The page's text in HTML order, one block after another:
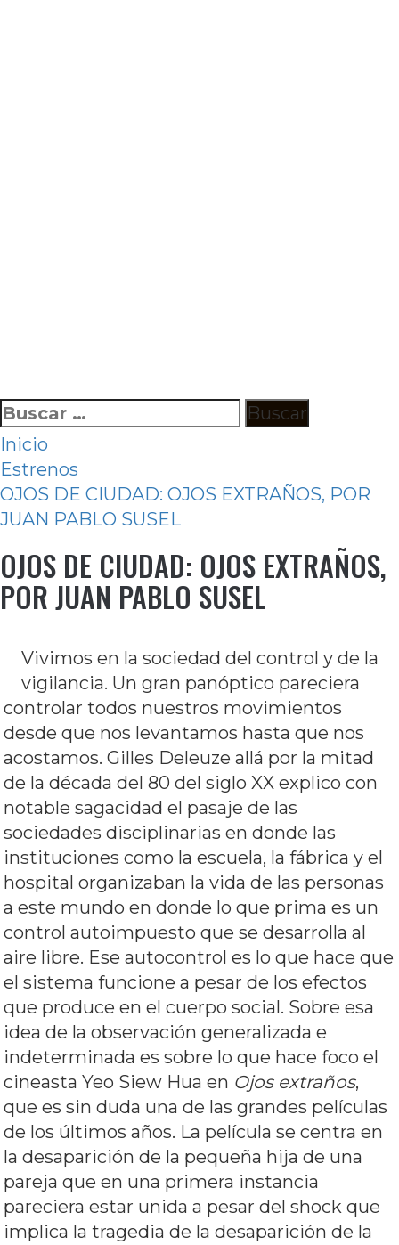
Ir
al
contenido
Buscar:
Inicio
Estrenos
OJOS DE CIUDAD: OJOS EXTRAÑOS, POR
JUAN PABLO SUSEL
OJOS DE CIUDAD: OJOS EXTRAÑOS,
POR JUAN PABLO SUSEL
Vivimos en la sociedad del control y de la
vigilancia. Un gran panóptico pareciera
controlar todos nuestros movimientos
desde que nos levantamos hasta que nos
acostamos. Gilles Deleuze allá por la mitad
de la década del 80 del siglo XX explico con
notable sagacidad el pasaje de las
sociedades disciplinarias en donde las
instituciones como la escuela, la fábrica y el
hospital organizaban la vida de las personas
a este mundo en donde lo que prima es un
control autoimpuesto que se desarrolla al
aire libre. Ese autocontrol es lo que hace que
el sistema funcione a pesar de los efectos
que produce en el cuerpo social. Sobre esa
idea de la observación generalizada e
indeterminada es sobre lo que hace foco el
cineasta Yeo Siew Hua en Ojos extraños,
que es sin duda una de las grandes películas
de los últimos años. La película se centra en
la desaparición de la pequeña hija de una
pareja que en una primera instancia
pareciera estar unida a pesar del shock que
implica la tragedia de la desaparición de la